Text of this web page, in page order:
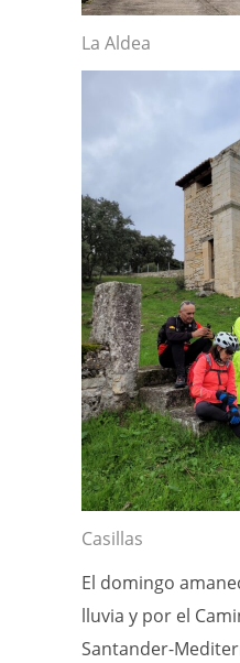
La Aldea
Casillas
El domingo
lluvia y por el
Santander-